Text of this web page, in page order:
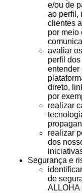
e/ou de
ao perfil,
clientes
por meio
avaliar
perfil
entender
direto,
por
realizar
realizar
dos
Segurança e
de
ALLOHA